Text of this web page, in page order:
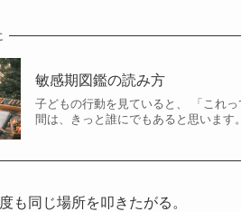
敏感期図鑑の読み方
子どもの行動を見ていると、 「これ
間は、きっと誰にでもあると思いま
も同じ場所を叩きたがる。